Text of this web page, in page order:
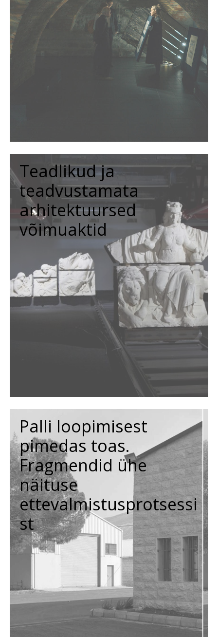
Teadlikud ja
teadvustamata
arhitektuursed
võimuaktid
Palli loopimisest
pimedas toas.
Fragmendid ühe
näituse
ettevalmistusprotsessi
st